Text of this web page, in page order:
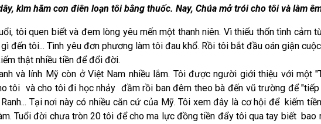
kìm hãm cơn điên loạn tôi bằng thuốc. Nay, Chúa mở trói cho tôi và làm
tôi quen biết và đem lòng yêu mến một thanh niên. Vì thiếu thốn tình cảm
đến tôi... Tình yêu đơn phương làm tôi đau khổ. Rồi tôi bắt đầu oán giận
thật nhiều tiền để đổi đời.
và lính Mỹ còn ở Việt Nam nhiều lắm. Tôi được người giới thiệu với một
tôi và cho tôi đi học nhảy đầm rồi ban đêm theo bà đến vũ trường để "tiếp
Tại nơi này có nhiều căn cứ của Mỹ. Tôi xem đây là cơ hội để kiếm
Tuổi đời chưa tròn 20 tôi để cho ma lực đồng tiền đẩy tôi qua tay biết